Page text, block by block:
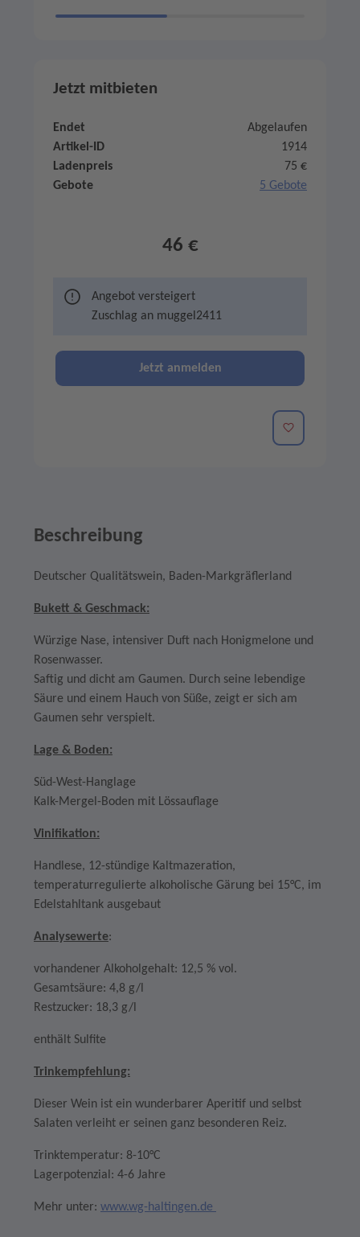
Jetzt mitbieten
Endet
Abgelaufen
Artikel-ID
1914
Ladenpreis
75 €
Gebote
5 Gebote
46 €
Angebot versteigert
Zuschlag an muggel2411
Jetzt anmelden
Merken
Beschreibung
Deutscher Qualitätswein, Baden-Markgräflerland
Bukett & Geschmack:
Würzige Nase, intensiver Duft nach Honigmelone und
Rosenwasser.
Saftig und dicht am Gaumen. Durch seine lebendige
Säure und einem Hauch von Süße, zeigt er sich am
Gaumen sehr verspielt.
Lage & Boden:
Süd-West-Hanglage
Kalk-Mergel-Boden mit Lössauflage
Vinifikation:
Handlese, 12-stündige Kaltmazeration,
temperaturregulierte alkoholische Gärung bei 15°C, im
Edelstahltank ausgebaut
Analysewerte:
vorhandener Alkoholgehalt: 12,5 % vol.
Gesamtsäure: 4,8 g/l
Restzucker: 18,3 g/l
enthält Sulfite
Trinkempfehlung:
Dieser Wein ist ein wunderbarer Aperitif und selbst
Salaten verleiht er seinen ganz besonderen Reiz.
Trinktemperatur: 8-10°C
Lagerpotenzial: 4-6 Jahre
Mehr unter: www.wg-haltingen.de